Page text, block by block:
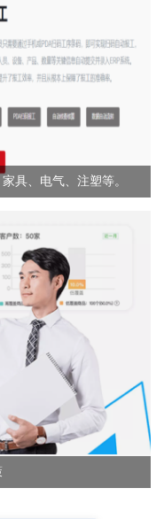
具、电气、注塑等。